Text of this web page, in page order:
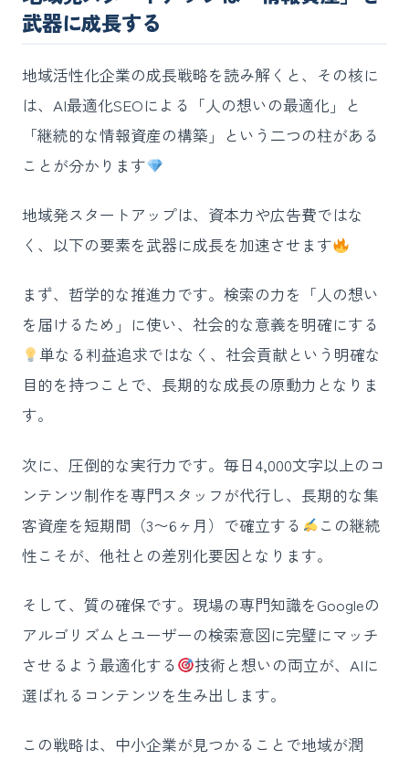
武器に成長する
地域活性化企業の成長戦略を読み解くと、その核に
は、AI最適化SEOによる「人の想いの最適化」と
「継続的な情報資産の構築」という二つの柱がある
ことが分かります
地域発スタートアップは、資本力や広告費ではな
く、以下の要素を武器に成長を加速させます
まず、哲学的な推進力です。検索の力を「人の想い
を届けるため」に使い、社会的な意義を明確にする
単なる利益追求ではなく、社会貢献という明確な
目的を持つことで、長期的な成長の原動力となりま
す。
次に、圧倒的な実行力です。毎日4,000文字以上のコ
ンテンツ制作を専門スタッフが代行し、長期的な集
客資産を短期間（3〜6ヶ月）で確立する
この継続
性こそが、他社との差別化要因となります。
そして、質の確保です。現場の専門知識をGoogleの
アルゴリズムとユーザーの検索意図に完璧にマッチ
させるよう最適化する
技術と想いの両立が、AIに
選ばれるコンテンツを生み出します。
この戦略は、中小企業が見つかることで地域が潤